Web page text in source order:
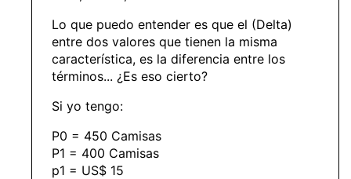
Lo que puedo entender es que el (Delta)
entre dos valores que tienen la misma
característica, es la diferencia entre los
términos... ¿Es eso cierto?
Si yo tengo:
P0 = 450 Camisas
P1 = 400 Camisas
p1 = US$ 15